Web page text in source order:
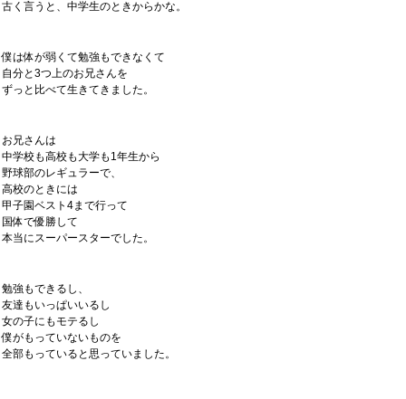
古く言うと、中学生のときからかな。
僕は体が弱くて勉強もできなくて
自分と3つ上のお兄さんを
ずっと比べて生きてきました。
お兄さんは
中学校も高校も大学も1年生から
野球部のレギュラーで、
高校のときには
甲子園ベスト4まで行って
国体で優勝して
本当にスーパースターでした。
勉強もできるし、
友達もいっぱいいるし
女の子にもモテるし
僕がもっていないものを
全部もっていると思っていました。